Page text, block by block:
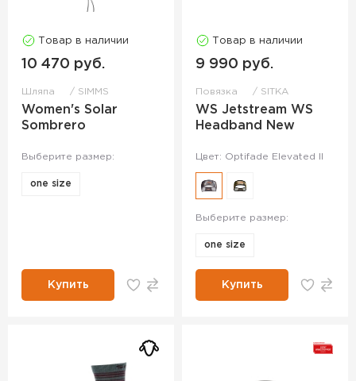
Товар в наличии
10 470 руб.
Шляпа SIMMS
Women's Solar
Sombrero
Выберите размер:
one size
Купить
Товар в наличии
9 990 руб.
Повязка SITKA
WS Jetstream WS
Headband New
Цвет: Optifade Elevated II
Выберите размер:
one size
Купить